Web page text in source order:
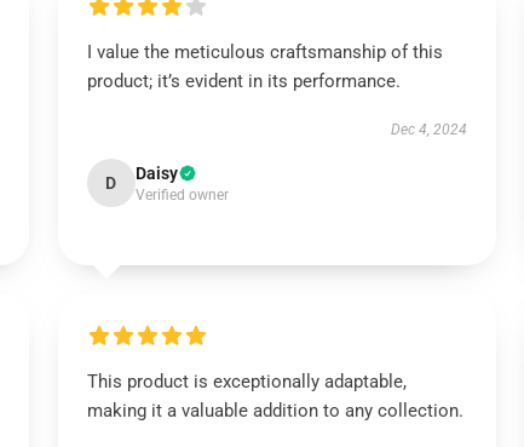
I value the meticulous craftsmanship of this
product; it’s evident in its performance.
Dec 4, 2024
D Daisy
Verified owner
This product is exceptionally adaptable,
making it a valuable addition to any collection.